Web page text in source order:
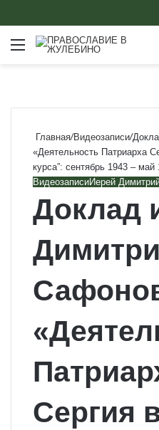
Меню
Главная/Видеозаписи/
«Деятельность Патриарха
курса”: сентябрь 1943 – май
ВидеозаписиИерей
Доклад
Сергия